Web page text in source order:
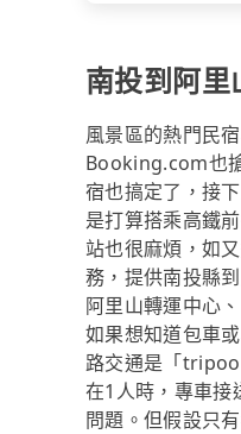
南投到阿
風景區的熱門民
Booking.com也
宿也搞定了，接
是打算搭乘高鐵
站也很麻煩，如
務，提供南投縣
阿里山轉運中心
如果想知道包車
路交通是「
在1人時，專車接
問題。但假設只